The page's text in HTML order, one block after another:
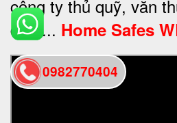
công ty thủ quỹ, văn
đình... Home Safes
0982770404